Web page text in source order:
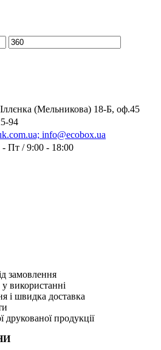
(Мельникова) 18-Б, оф.45
94
info@ecobox.ua
Пт / 9:00 - 18:00
замовлення
використанні
і швидка доставка
друкованої продукції